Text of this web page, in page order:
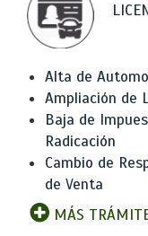
Alta de
Ampliación de
Baja de
Radicación
Cambio de
de Venta
MÁS